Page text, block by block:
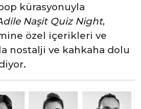
kürasyonuyla
Naşit Quiz Night,
özel içerikleri ve
nostalji ve kahkaha dolu